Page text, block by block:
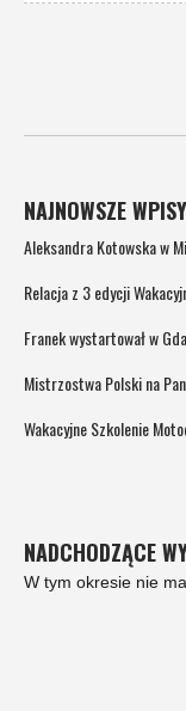
NAJNOWSZE WPISY
Aleksandra Kotowska w
Relacja z 3 edycji
Franek wystartował w
Mistrzostwa Polski na
Wakacyjne Szkolenie
NADCHODZĄCE
W tym okresie nie